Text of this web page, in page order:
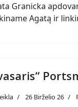
Granicka
Agatą ir
26 Birželio 26